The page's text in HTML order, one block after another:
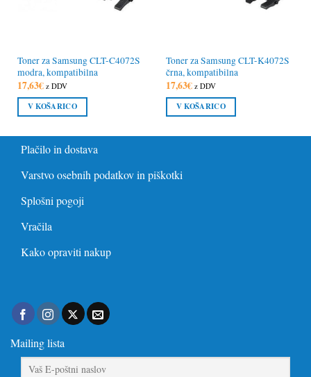
Toner za Samsung CLT-C4072S
modra, kompatibilna
17,63€ z DDV
V KOŠARICO
Toner za Samsung CLT-K4072S
črna, kompatibilna
17,63€ z DDV
V KOŠARICO
Plačilo in dostava
Varstvo osebnih podatkov in piškotki
Splošni pogoji
Vračila
Kako opraviti nakup
Mailing lista